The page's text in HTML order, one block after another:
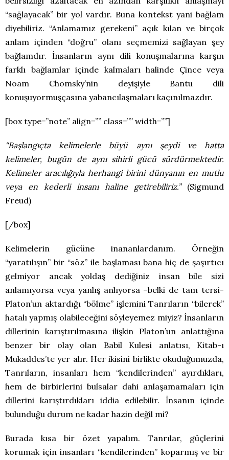
“sağlayacak” bir yol vardır. Buna kontekst yani bağlam
diyebiliriz. “Anlamamız gerekeni” açık kılan ve birçok
anlam içinden “doğru” olanı seçmemizi sağlayan şey
bağlamdır. İnsanların aynı dili konuşmalarına karşın
farklı bağlamlar içinde kalmaları halinde Çince veya
Noam Chomsky’nin deyişiyle Bantu dili
konuşuyormuşçasına yabancılaşmaları kaçınılmazdır.
[box type=”note” align=”” class=”” width=””]
“Başlangıçta kelimelerle büyü aynı şeydi ve hatta
kelimeler, bugün de aynı sihirli gücü sürdürmektedir.
Kelimeler aracılığıyla herhangi birini dünyanın en mutlu
veya en kederli insanı haline getirebiliriz.” (Sigmund
Freud)
[/box]
Kelimelerin gücüne inananlardanım. Örneğin
“yaratılışın” bir “söz” ile başlaması bana hiç de şaşırtıcı
gelmiyor ancak yoldaş dediğiniz insan bile sizi
anlamıyorsa veya yanlış anlıyorsa –belki de tam tersi-
Platon’un aktardığı “bölme” işlemini Tanrıların “bilerek”
hatalı yapmış olabileceğini söyleyemez miyiz? İnsanların
dillerinin karıştırılmasına ilişkin Platon’un anlattığına
benzer bir olay olan Babil Kulesi anlatısı, Kitab-ı
Mukaddes’te yer alır. Her ikisini birlikte okuduğumuzda,
Tanrıların, insanları hem “kendilerinden” ayırdıkları,
hem de birbirlerini bulsalar dahi anlaşamamaları için
dillerini karıştırdıkları iddia edilebilir. İnsanın içinde
bulunduğu durum ne kadar hazin değil mi?
Burada kısa bir özet yapalım. Tanrılar, güçlerini
korumak için insanları “kendilerinden” koparmış ve bir